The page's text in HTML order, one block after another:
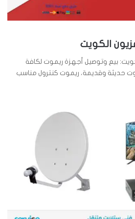
الكويت
بيع وتوصيل أجهزة ريموت لكافة
حديثة وقديمة، ريموت كنترول مناسب